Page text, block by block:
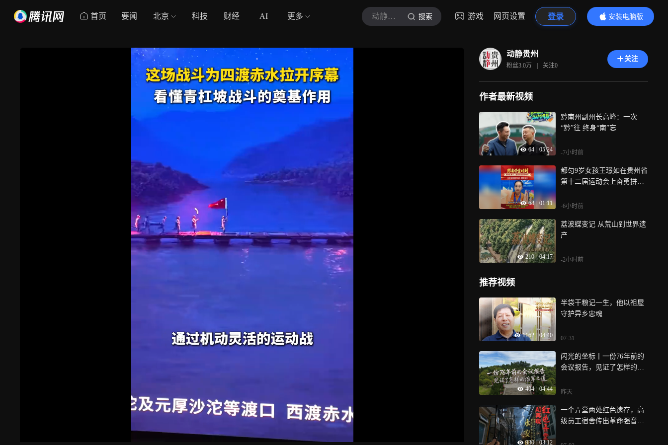
首页 要闻 北京 科技 财经 AI 更多 动静贵州 搜索 游戏 网页设置 登录
安装电脑版
内容更精彩
动静贵州
粉丝3.0万 | 关注0
关注
作者最新视频
64 05:24
黔南州副州长高峰：一次
“黔”往 终身“南”忘
-7小时前
68 | 01:11
都匀9岁女孩王璟如在贵州省
第十二届运动会上奋勇拼
金，爸爸将她抱起时，妈妈
膀，扛起了竞技体育的拼搏
精神
-6小时前
210 | 04:17
荔波蝶变记 从荒山到世界遗
产
-2小时前
推荐视频
1162 04:40
半袋干粮记一生，他以祖屋
守护异乡忠魂
07-31
404 | 04:44
闪光的坐标丨一份76年前的
会议报告，见证了怎样的治
昨天
930 | 03:12
一个弄堂两处红色遗存，高
级员工宿舍传出革命强音，
色故事？一起到《红色弄堂